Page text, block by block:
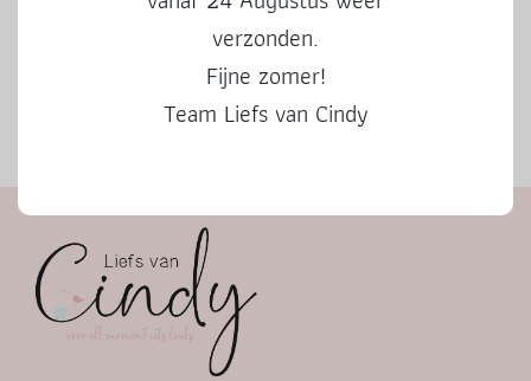
verzonden.
Fijne zomer!
Team Liefs van Cindy